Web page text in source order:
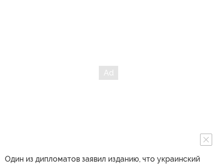
Один из дипломатов заявил изданию, что украинский